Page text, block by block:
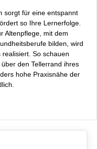
sorgt für eine entspannt
so Ihre Lernerfolge.
Altenpflege, mit dem
bilden, wird
So schauen
den Tellerrand ihres
hohe Praxisnähe der